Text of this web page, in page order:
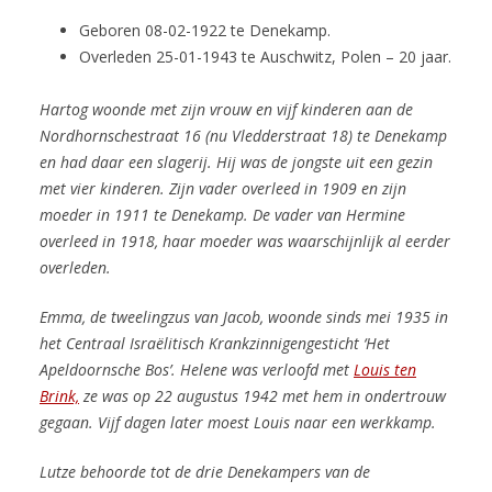
Geboren 08-02-1922 te Denekamp.
Overleden 25-01-1943 te Auschwitz, Polen – 20 jaar.
Hartog woonde met zijn vrouw en vijf kinderen aan de
Nordhornschestraat 16 (nu Vledderstraat 18) te Denekamp
en had daar een slagerij. Hij was de jongste uit een gezin
met vier kinderen. Zijn vader overleed in 1909 en zijn
moeder in 1911 te Denekamp. De vader van Hermine
overleed in 1918, haar moeder was waarschijnlijk al eerder
overleden.
Emma, de tweelingzus van Jacob, woonde sinds mei 1935 in
het Centraal Israëlitisch Krankzinnigengesticht ‘Het
Apeldoornsche Bos’. Helene was verloofd met Louis ten
Brink, ze was op 22 augustus 1942 met hem in ondertrouw
gegaan. Vijf dagen later moest Louis naar een werkkamp.
Lutze behoorde tot de drie Denekampers van de